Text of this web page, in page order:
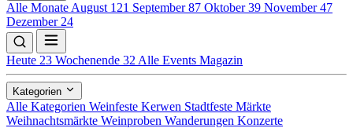
Alle Monate August 121 September87 Oktober39 November47
Dezember 24
Heute 23 Wochenende 32 Alle Events Magazin
Kategorien
Alle Kategorien Weinfeste Kerwen Stadtfeste Märkte
Weihnachtsmärkte Weinproben Wanderungen Konzerte